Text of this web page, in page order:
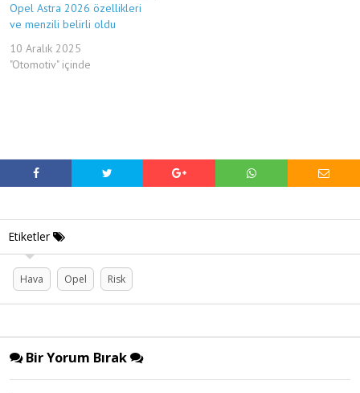
Opel Astra 2026 özellikleri
ve menzili belirli oldu
10 Aralık 2025
"Otomotiv" içinde
Etiketler
Hava Opel Risk
Bir Yorum Bırak